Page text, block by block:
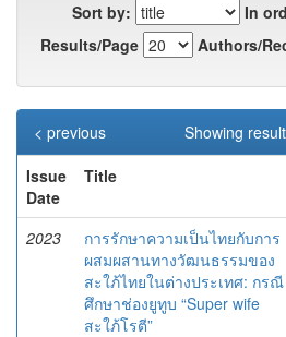
Sort by:
In
Results/Page
Authors/
Showing
< previous
Issue
Date
Title
2023
การรักษาความเป็นไทยกับการ
ผสมผสานทางวัฒนธรรมของ
สะใภ้ไทยในต่างประเทศ: กรณี
ศึกษาช่องยูทูบ “Super wife
สะใภ้โรตี”